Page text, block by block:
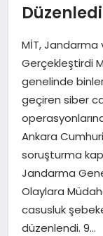
KRIPTO HABER
Düzenledi
MİT, Jandarma
Gerçekleştirdi
genelinde
geçiren siber
Ankara
soruşturma
Jandarma
Olaylara
casusluk
düzenlendi. 9…